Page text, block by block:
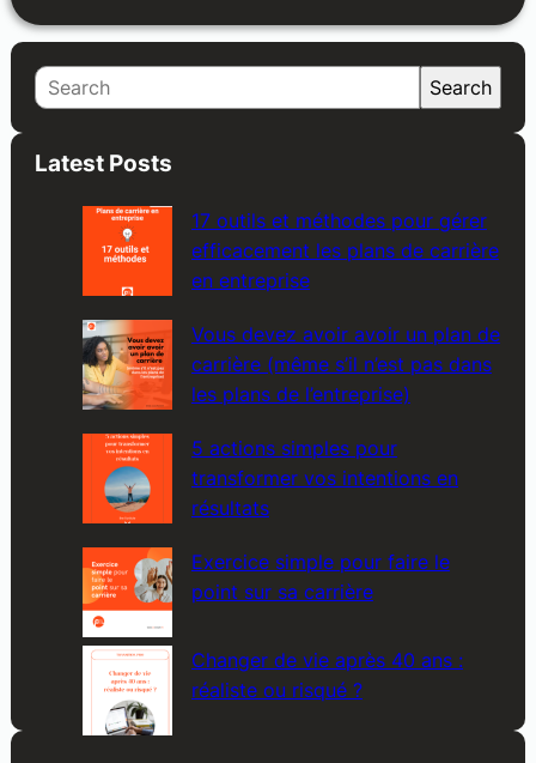
S
e
r
Search
Latest Posts
17 outils et méthodes pour gérer
efficacement les plans de carrière
en entreprise
Vous devez avoir avoir un plan de
carrière (même s’il n’est pas dans
les plans de l’entreprise)
5 actions simples pour
transformer vos intentions en
résultats
Exercice simple pour faire le
point sur sa carrière
Changer de vie après 40 ans :
réaliste ou risqué ?